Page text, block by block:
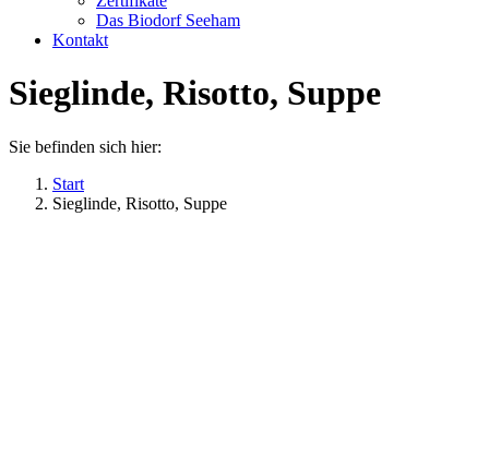
Das Biodorf Seeham
Kontakt
Sieglinde, Risotto, Suppe
Sie befinden sich hier:
Start
Sieglinde, Risotto, Suppe